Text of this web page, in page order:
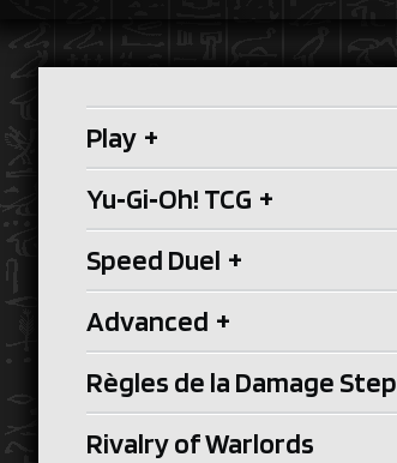
Play +
Yu‑Gi‑Oh! TCG +
Speed Duel +
Advanced +
Règles de la Damage Step
Rivalry of Warlords